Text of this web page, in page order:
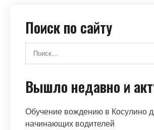
Поиск по сайту
Вышло недавно и
Обучение вождению в Косулино
начинающих водителей